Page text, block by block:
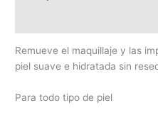
Remueve el maquillaje y las
piel suave e hidratada sin
Para todo tipo de piel